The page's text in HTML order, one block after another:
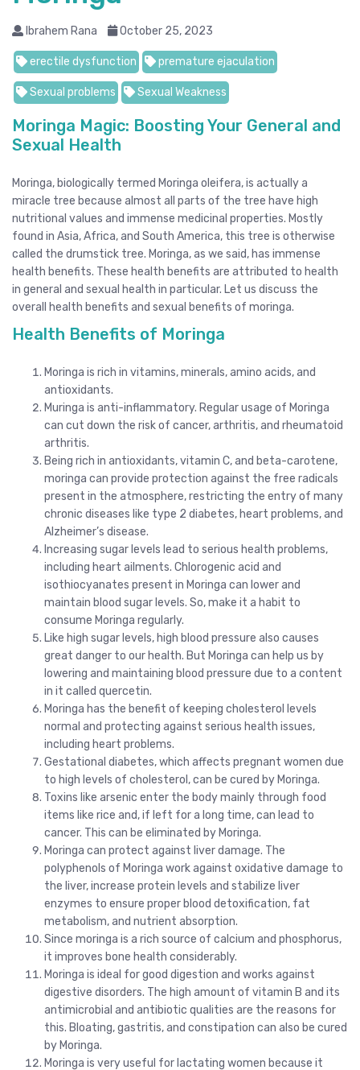
Ibrahem Rana October 25, 2023
erectile dysfunction premature ejaculation
Sexual problems Sexual Weakness
Moringa Magic: Boosting Your General and
Sexual Health
Moringa, biologically termed Moringa oleifera, is actually a
miracle tree because almost all parts of the tree have high
nutritional values and immense medicinal properties. Mostly
found in Asia, Africa, and South America, this tree is otherwise
called the drumstick tree. Moringa, as we said, has immense
health benefits. These health benefits are attributed to health
in general and sexual health in particular. Let us discuss the
overall health benefits and sexual benefits of moringa.
Health Benefits of Moringa
Moringa is rich in vitamins, minerals, amino acids, and
antioxidants.
Muringa is anti-inflammatory. Regular usage of Moringa
can cut down the risk of cancer, arthritis, and rheumatoid
arthritis.
Being rich in antioxidants, vitamin C, and beta-carotene,
moringa can provide protection against the free radicals
present in the atmosphere, restricting the entry of many
chronic diseases like type 2 diabetes, heart problems, and
Alzheimer’s disease.
Increasing sugar levels lead to serious health problems,
including heart ailments. Chlorogenic acid and
isothiocyanates present in Moringa can lower and
maintain blood sugar levels. So, make it a habit to
consume Moringa regularly.
Like high sugar levels, high blood pressure also causes
great danger to our health. But Moringa can help us by
lowering and maintaining blood pressure due to a content
in it called quercetin.
Moringa has the benefit of keeping cholesterol levels
normal and protecting against serious health issues,
including heart problems.
Gestational diabetes, which affects pregnant women due
to high levels of cholesterol, can be cured by Moringa.
Toxins like arsenic enter the body mainly through food
items like rice and, if left for a long time, can lead to
cancer. This can be eliminated by Moringa.
Moringa can protect against liver damage. The
polyphenols of Moringa work against oxidative damage to
the liver, increase protein levels and stabilize liver
enzymes to ensure proper blood detoxification, fat
metabolism, and nutrient absorption.
Since moringa is a rich source of calcium and phosphorus,
it improves bone health considerably.
Moringa is ideal for good digestion and works against
digestive disorders. The high amount of vitamin B and its
antimicrobial and antibiotic qualities are the reasons for
this. Bloating, gastritis, and constipation can also be cured
by Moringa.
Moringa is very useful for lactating women because it